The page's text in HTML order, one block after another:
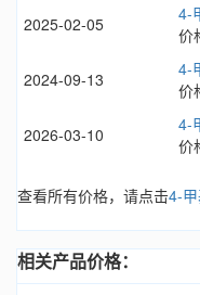
2025-02-05
4-
价
2024-09-13
4-
价
2026-03-10
4-
价
查看所有价格，请点击4-
相关产品价格：